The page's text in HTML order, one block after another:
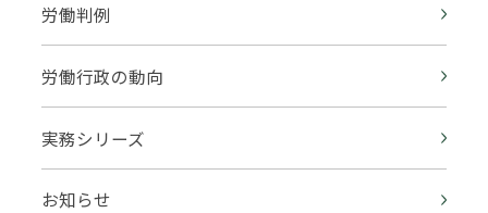
労働判例
労働行政の動向
実務シリーズ
お知らせ